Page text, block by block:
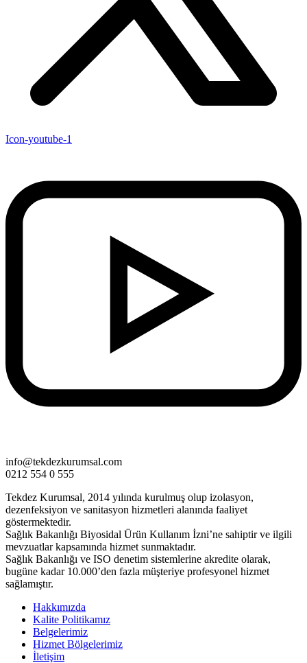
Icon-youtube-1
info@tekdezkurumsal.com
0212 554 0 555
Tekdez Kurumsal, 2014 yılında kurulmuş olup izolasyon,
dezenfeksiyon ve sanitasyon hizmetleri alanında faaliyet
göstermektedir.
Sağlık Bakanlığı Biyosidal Ürün Kullanım İzni’ne sahiptir ve ilgili
mevzuatlar kapsamında hizmet sunmaktadır.
Sağlık Bakanlığı ve ISO denetim sistemlerine akredite olarak,
bugüne kadar 10.000’den fazla müşteriye profesyonel hizmet
sağlamıştır.
Hakkımızda
Kalite Politikamız
Belgelerimiz
Hizmet Bölgelerimiz
İletişim